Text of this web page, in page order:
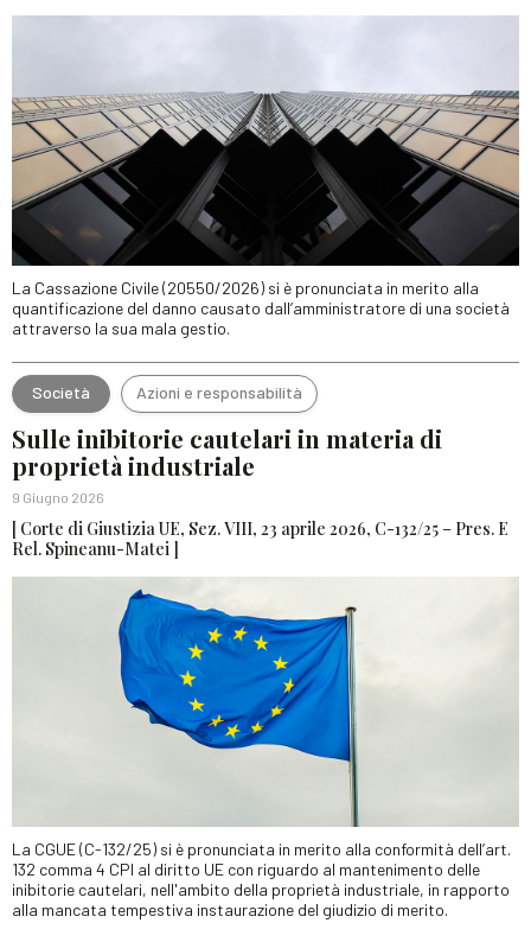
La Cassazione Civile (20550/2026) si è pronunciata in merito alla
quantificazione del danno causato dall’amministratore di una società
attraverso la sua mala gestio.
Società Azioni e responsabilità
Sulle inibitorie cautelari in materia di
proprietà industriale
9 Giugno 2026
[ Corte di Giustizia UE, Sez. VIII, 23 aprile 2026, C-132/25 – Pres. E
Rel. Spineanu-Matei ]
La CGUE (C-132/25) si è pronunciata in merito alla conformità dell’art.
132 comma 4 CPI al diritto UE con riguardo al mantenimento delle
inibitorie cautelari, nell'ambito della proprietà industriale, in rapporto
alla mancata tempestiva instaurazione del giudizio di merito.